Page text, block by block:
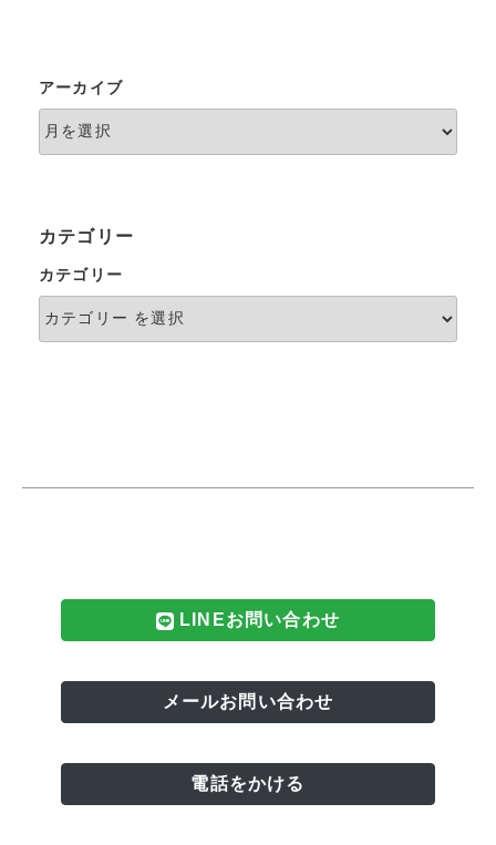
アーカイブ
カテゴリー
カテゴリー
LINEお問い合わせ
メールお問い合わせ
電話をかける